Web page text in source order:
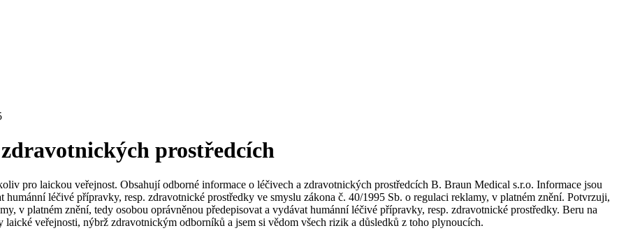
prostředcích
pro laickou veřejnost. Obsahují odborné informace o léčivech a zdravotnických prostředcích B. Braun Medical s.r.o. Informace jsou
léčivé přípravky, resp. zdravotnické prostředky ve smyslu zákona č. 40/1995 Sb. o regulaci reklamy, v platném znění. Potvrzuji,
v platném znění, tedy osobou oprávněnou předepisovat a vydávat humánní léčivé přípravky, resp. zdravotnické prostředky. Beru na
laické veřejnosti, nýbrž zdravotnickým odborníků a jsem si vědom všech rizik a důsledků z toho plynoucích.